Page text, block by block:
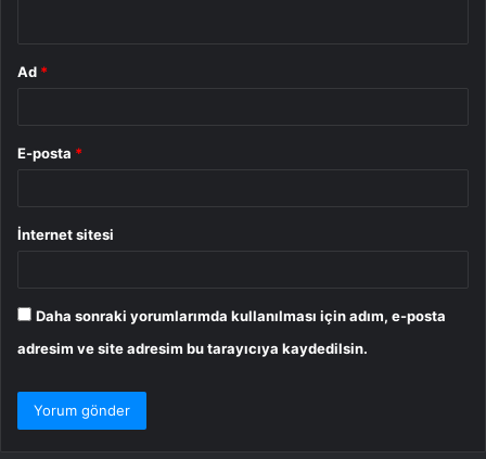
Ad *
E-posta *
İnternet sitesi
Daha sonraki yorumlarımda kullanılması için adım, e-posta
adresim ve site adresim bu tarayıcıya kaydedilsin.